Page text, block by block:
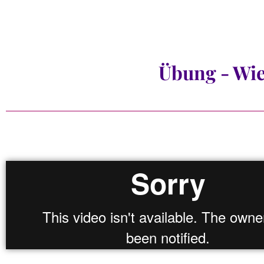
Übung -